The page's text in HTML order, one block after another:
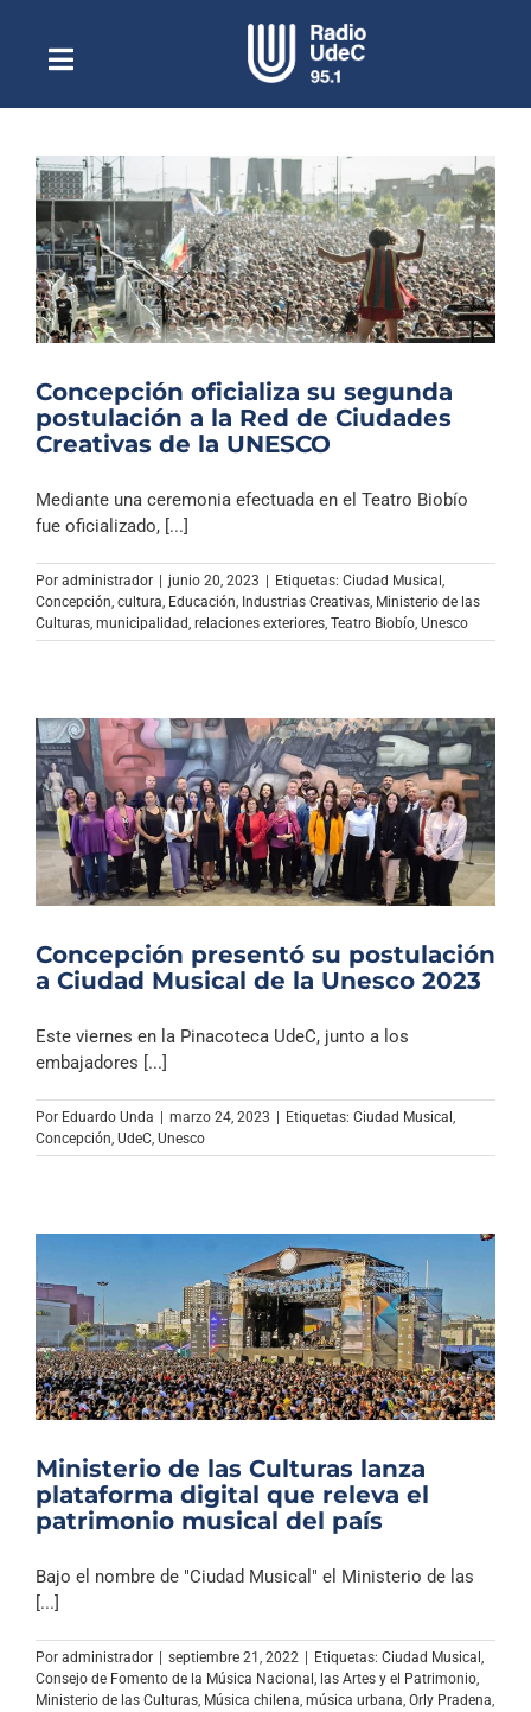
contenidoToggle
NavigationEscuchar Radio UdeC en vivo
Quiénes Somos
Programación
Podcast
Noticias
Columnas
Música Clásica
Especiales
Concepción oficializa su segunda
postulación a la Red de Ciudades
Creativas de la UNESCO
Mediante una ceremonia efectuada en el Teatro Biobío
fue oficializado, [...]
Por administrador | junio 20, 2023 | Etiquetas: Ciudad Musical
Concepción cultura Educación Industrias Creativas Ministerio de las
Culturas municipalidad relaciones exteriores Teatro Biobío Unesco
Concepción presentó su postulación
a Ciudad Musical de la Unesco 2023
Este viernes en la Pinacoteca UdeC, junto a los
embajadores [...]
Por Eduardo Unda | marzo 24, 2023 | Etiquetas: Ciudad Musical
Concepción UdeC Unesco
Ministerio de las Culturas lanza
plataforma digital que releva el
patrimonio musical del país
Bajo el nombre de "Ciudad Musical" el Ministerio de las
[...]
Por administrador septiembre 21, 2022 Etiquetas: Ciudad Musical ,
Consejo de Fomento de la Música Nacional , las Artes y el Patrimonio,
Ministerio de las Culturas, Música chilena, música urbana, Orly Pradena,